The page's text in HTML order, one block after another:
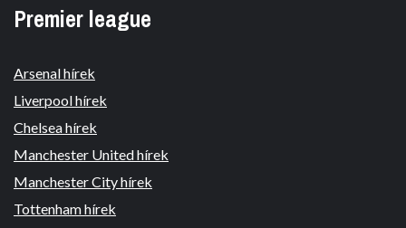
Premier league
Arsenal hírek
Liverpool hírek
Chelsea hírek
Manchester United hírek
Manchester City hírek
Tottenham hírek